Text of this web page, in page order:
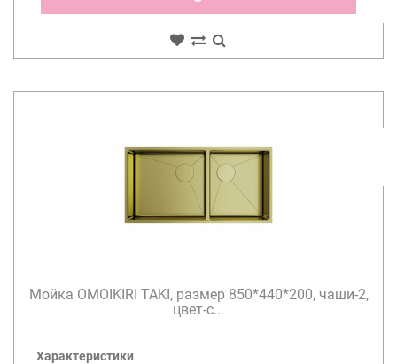
Мойка OMOIKIRI TAKI, размер 850*440*200, чаши-2,
цвет-с...
Характеристики